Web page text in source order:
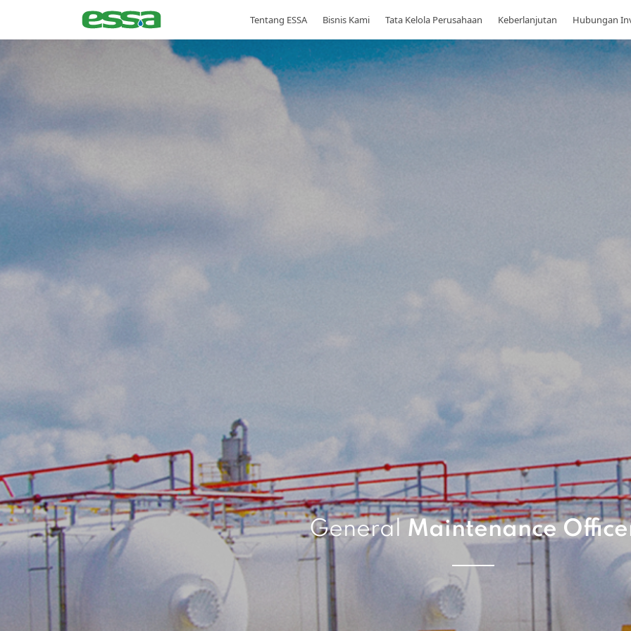
Tentang ESSA Bisnis Kami Tata Kelola Perusahaan Keberlanjutan Hubungan
General Maintenance